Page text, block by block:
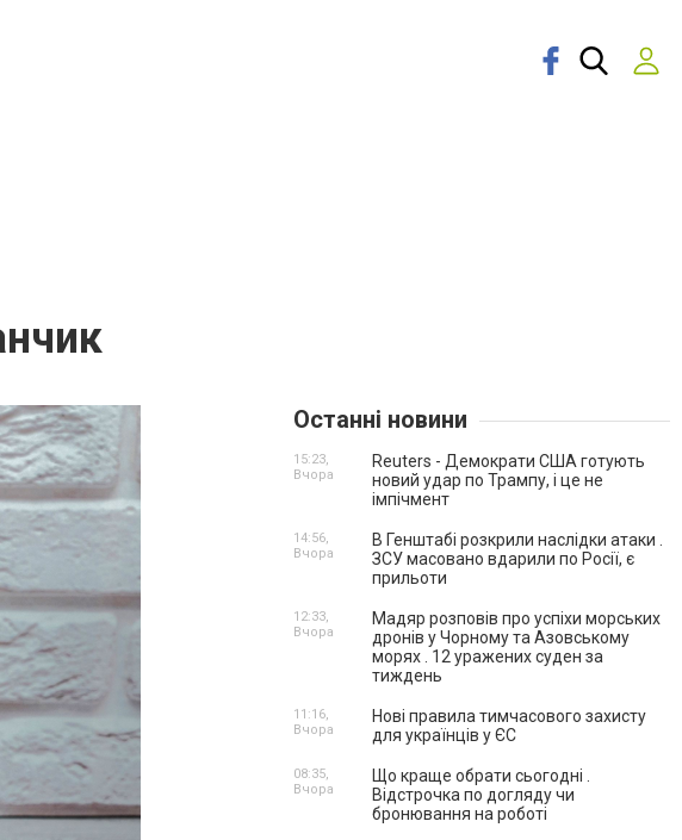
Останні новини
Reuters - Демократи США готують
новий удар по Трампу, і це не
імпічмент
15:23,
Вчора
В Генштабі розкрили наслідки атаки .
ЗСУ масовано вдарили по Росії, є
прильоти
14:56,
Вчора
Мадяр розповів про успіхи морських
дронів у Чорному та Азовському
морях . 12 уражених суден за
тиждень
12:33,
Вчора
Нові правила тимчасового захисту
для українців у ЄС
11:16,
Вчора
Що краще обрати сьогодні .
Відстрочка по догляду чи
бронювання на роботі
08:35,
Вчора